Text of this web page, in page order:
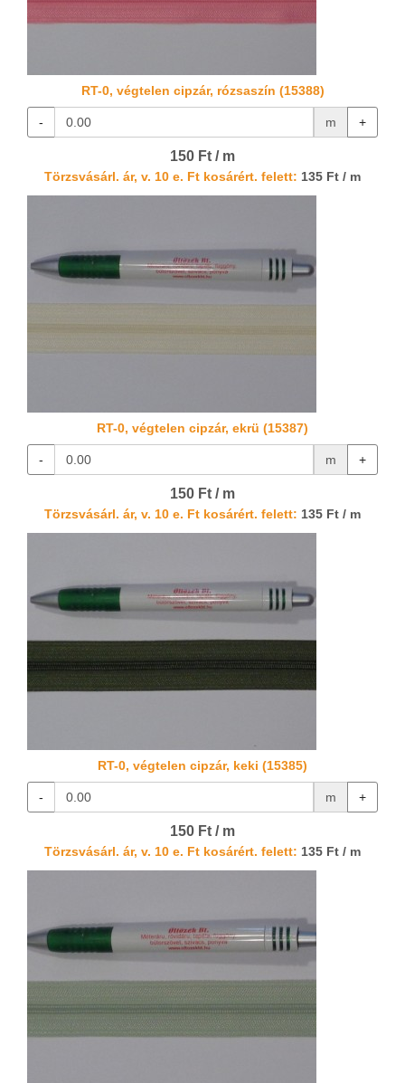
RT-0, végtelen cipzár, rózsaszín (15388)
- m +
150 Ft / m
Törzsvásárl. ár, v. 10 e. Ft kosárért. felett: 135 Ft / m
RT-0, végtelen cipzár, ekrü (15387)
- m +
150 Ft / m
Törzsvásárl. ár, v. 10 e. Ft kosárért. felett: 135 Ft / m
RT-0, végtelen cipzár, keki (15385)
- m +
150 Ft / m
Törzsvásárl. ár, v. 10 e. Ft kosárért. felett: 135 Ft / m